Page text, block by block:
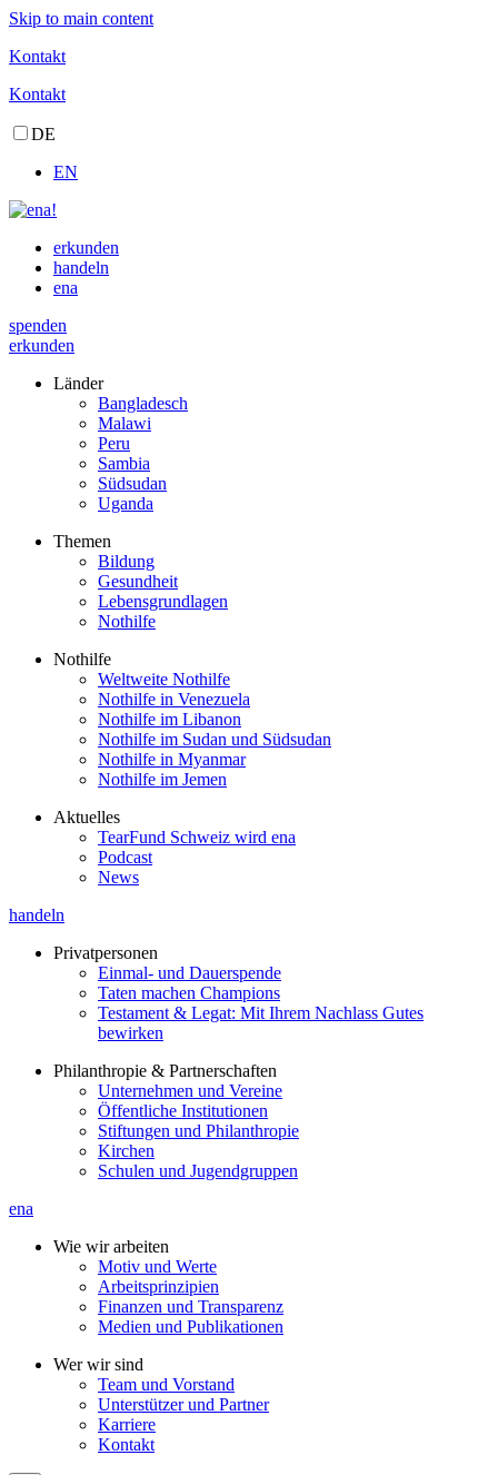
Skip to main content
Kontakt
Kontakt
DE
EN
erkunden
handeln
ena
spenden
erkunden
Länder
Bangladesch
Malawi
Peru
Sambia
Südsudan
Uganda
Themen
Bildung
Gesundheit
Lebensgrundlagen
Nothilfe
Nothilfe
Weltweite Nothilfe
Nothilfe in Venezuela
Nothilfe im Libanon
Nothilfe im Sudan und Südsudan
Nothilfe in Myanmar
Nothilfe im Jemen
Aktuelles
TearFund Schweiz wird ena
Podcast
News
handeln
Privatpersonen
Einmal- und Dauerspende
Taten machen Champions
Testament & Legat: Mit Ihrem Nachlass Gutes
bewirken
Philanthropie & Partnerschaften
Unternehmen und Vereine
Öffentliche Institutionen
Stiftungen und Philanthropie
Kirchen
Schulen und Jugendgruppen
ena
Wie wir arbeiten
Motiv und Werte
Arbeitsprinzipien
Finanzen und Transparenz
Medien und Publikationen
Wer wir sind
Team und Vorstand
Unterstützer und Partner
Karriere
Kontakt